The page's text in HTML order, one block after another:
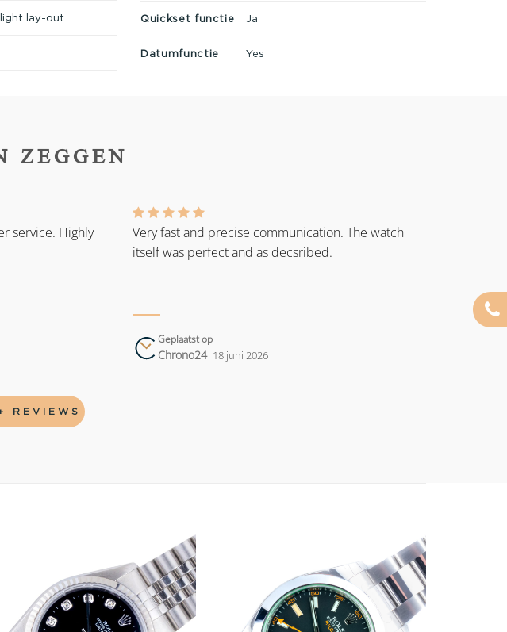
lay-out Quickset functie Ja
Datumfunctie Yes
ZEGGEN
service. Highly
Very fast and precise communication. The watch
itself was perfect and as decsribed.
Geplaatst op
Chrono24 18 juni 2026
REVIEWS
Add to
wishlist
Add to
wishlist